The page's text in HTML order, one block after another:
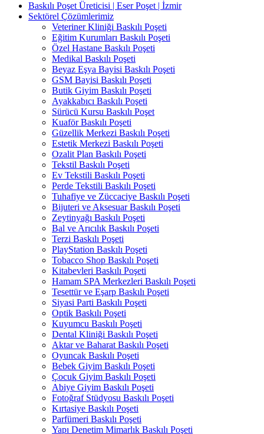
Baskılı Poşet Üreticisi | Eser Poşet | İzmir
Sektörel Çözümlerimiz
Veteriner Kliniği Baskılı Poşeti
Eğitim Kurumları Baskılı Poşeti
Özel Hastane Baskılı Poşeti
Medikal Baskılı Poşeti
Beyaz Eşya Bayisi Baskılı Poşeti
GSM Bayisi Baskılı Poşeti
Butik Giyim Baskılı Poşeti
Ayakkabıcı Baskılı Poşeti
Sürücü Kursu Baskılı Poşet
Kuaför Baskılı Poşeti
Güzellik Merkezi Baskılı Poşeti
Estetik Merkezi Baskılı Poşeti
Ozalit Plan Baskılı Poşeti
Tekstil Baskılı Poşeti
Ev Tekstili Baskılı Poşeti
Perde Tekstili Baskılı Poşeti
Tuhafiye ve Züccaciye Baskılı Poşeti
Bijuteri ve Aksesuar Baskılı Poşeti
Zeytinyağı Baskılı Poşeti
Bal ve Arıcılık Baskılı Poşeti
Terzi Baskılı Poşeti
PlayStation Baskılı Poşeti
Tobacco Shop Baskılı Poşeti
Kitabevleri Baskılı Poşeti
Hamam SPA Merkezleri Baskılı Poşeti
Tesettür ve Eşarp Baskılı Poşeti
Siyasi Parti Baskılı Poşeti
Optik Baskılı Poşeti
Kuyumcu Baskılı Poşeti
Dental Kliniği Baskılı Poşeti
Aktar ve Baharat Baskılı Poşeti
Oyuncak Baskılı Poşeti
Bebek Giyim Baskılı Poşeti
Çocuk Giyim Baskılı Poşeti
Abiye Giyim Baskılı Poşeti
Fotoğraf Stüdyosu Baskılı Poşeti
Kırtasiye Baskılı Poşeti
Parfümeri Baskılı Poşeti
Yapı Denetim Mimarlık Baskılı Poşeti